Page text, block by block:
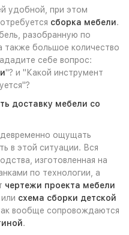
удобной, при этом
сборка мебели.
разобранную по
большое количество
себе вопрос:
"? и "Какой инструмент
доставку мебели со
ощущать
в этой ситуации. Вся
изготовленная на
по технологии, а
чертежи проекта мебели
или схема сборки детской
вообще сопровождаются
.